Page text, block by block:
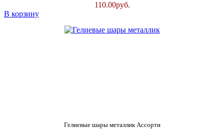
110.00руб.
В корзину
Гелиевые шары металлик Ассорти